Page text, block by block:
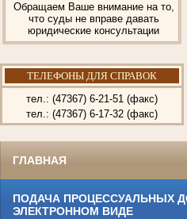
Обращаем Ваше внимание на то,
что суды не вправе давать
юридические консультации
ТЕЛЕФОНЫ ДЛЯ СПРАВОК
тел.: (47367) 6-21-51 (факс)
тел.: (47367) 6-17-32 (факс)
ГЛАВНАЯ
ПОДАЧА ПРОЦЕССУАЛЬНЫХ
ЭЛЕКТРОННОМ ВИДЕ